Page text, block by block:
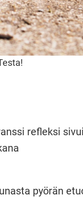
refleksi
pyörän